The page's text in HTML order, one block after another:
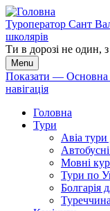
Перейти
до
основного
вмісту
Туроператор Сант
школярів
Ти в дорозі не один,
Menu
Основна
навігація
Показати — Основна
навігація
Головна
Тури
Авіа тури
Мовні
Тури по
Болгарія